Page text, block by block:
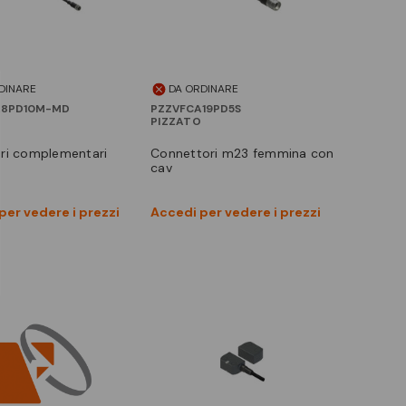
MD
complementari
vedere i prezzi
Confronta
DA ORDINARE
PZZVFCA19PD5S
PIZZATO
connettori m23 femmina con
cav
Accedi per vedere i prezzi
Confronta